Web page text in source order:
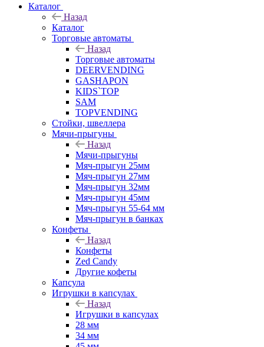
Каталог
Назад
Каталог
Торговые автоматы
Назад
Торговые автоматы
DEERVENDING
GASHAPON
KIDS`TOP
SAM
TOPVENDING
Стойки, швеллера
Мячи-прыгуны
Назад
Мячи-прыгуны
Мяч-прыгун 25мм
Мяч-прыгун 27мм
Мяч-прыгун 32мм
Мяч-прыгун 45мм
Мяч-прыгун 55-64 мм
Мяч-прыгун в банках
Конфеты
Назад
Конфеты
Zed Candy
Другие кофеты
Капсула
Игрушки в капсулах
Назад
Игрушки в капсулах
28 мм
34 мм